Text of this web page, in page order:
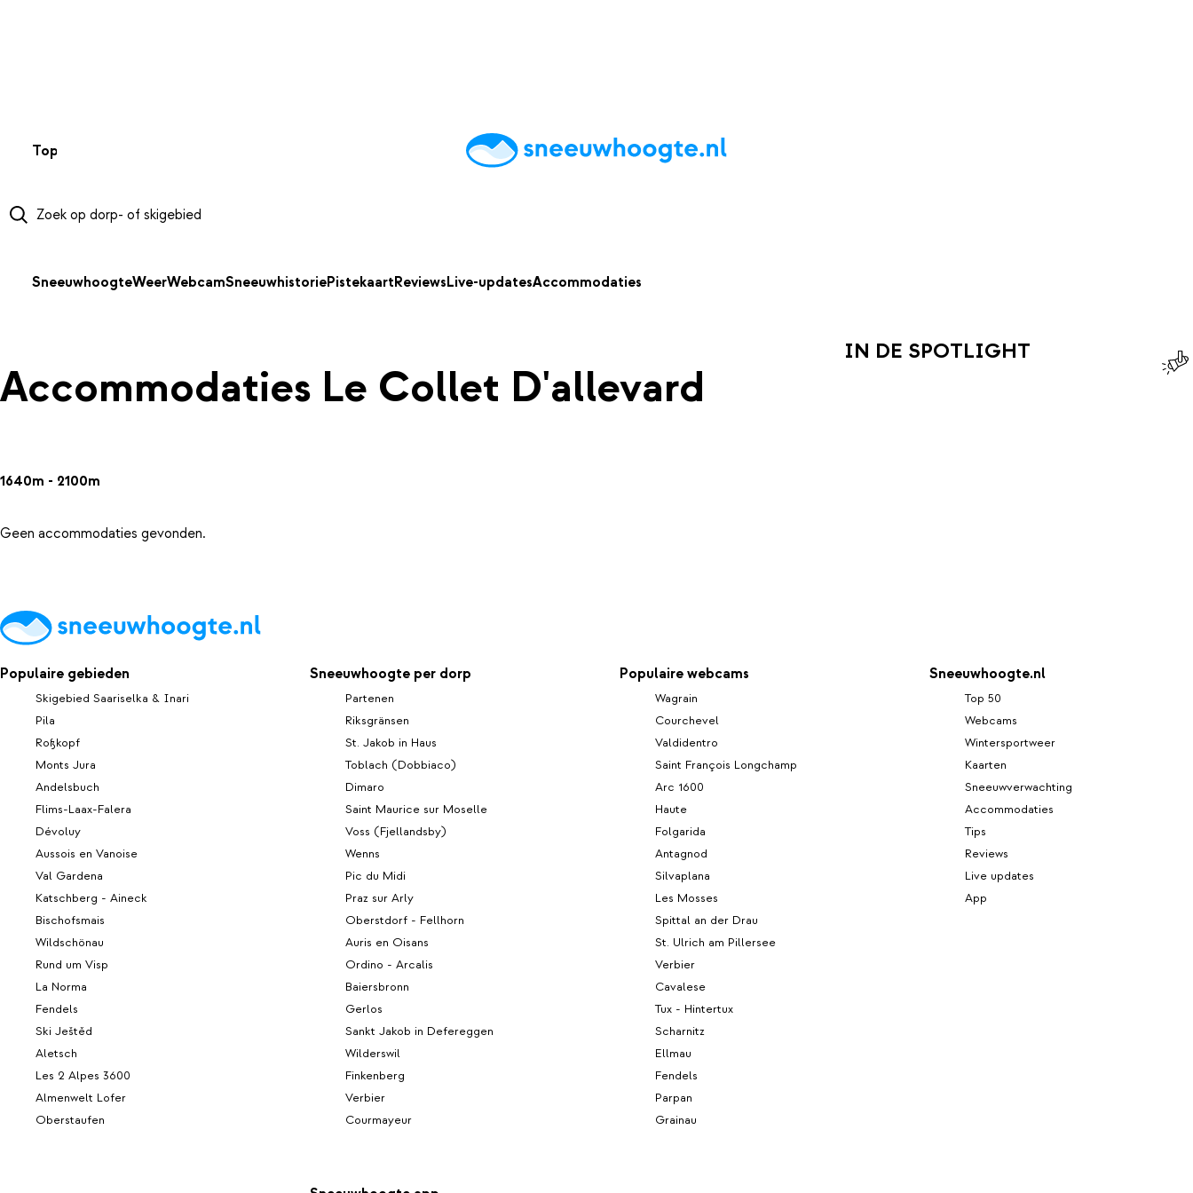
Top 50 AccommodatiesTipsReviewsLive updatesApp
SneeuwhoogteWeerWebcamSneeuwhistoriePistekaartReviewsLive-updatesAccommodaties
Accommodaties Le Collet D'allevard
1640m - 2100m
Geen accommodaties gevonden.
IN DE SPOTLIGHT
Populaire gebieden
Skigebied Saariselka & Inari
Pila
Roßkopf
Monts Jura
Andelsbuch
Flims-Laax-Falera
Dévoluy
Aussois en Vanoise
Val Gardena
Katschberg - Aineck
Bischofsmais
Wildschönau
Rund um Visp
La Norma
Fendels
Ski Ještěd
Aletsch
Les 2 Alpes 3600
Almenwelt Lofer
Oberstaufen
Sneeuwhoogte per dorp
Partenen
Riksgränsen
St. Jakob in Haus
Toblach (Dobbiaco)
Dimaro
Saint Maurice sur Moselle
Voss (Fjellandsby)
Wenns
Pic du Midi
Praz sur Arly
Oberstdorf - Fellhorn
Auris en Oisans
Ordino - Arcalis
Baiersbronn
Gerlos
Sankt Jakob in Defereggen
Wilderswil
Finkenberg
Verbier
Courmayeur
Populaire webcams
Wagrain
Courchevel
Valdidentro
Saint François Longchamp
Arc 1600
Haute
Folgarida
Antagnod
Silvaplana
Les Mosses
Spittal an der Drau
St. Ulrich am Pillersee
Verbier
Cavalese
Tux - Hintertux
Scharnitz
Ellmau
Fendels
Parpan
Grainau
Sneeuwhoogte.nl
Top 50
Webcams
Wintersportweer
Kaarten
Sneeuwverwachting
Accommodaties
Tips
Reviews
Live updates
App